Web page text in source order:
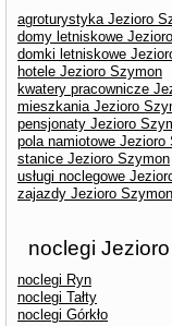
agroturystyka Jezioro
domy letniskowe
domki letniskowe
hotele Jezioro Szymon
kwatery pracownicze
mieszkania Jezioro
pensjonaty Jezioro
pola namiotowe Jezioro
stanice Jezioro Szymon
usługi noclegowe
zajazdy Jezioro Szymon
noclegi
noclegi Ryn
noclegi Tałty
noclegi Górkło